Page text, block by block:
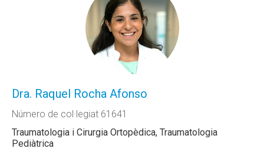
Dra. Raquel Rocha Afonso
Número de col·legiat 61641
Traumatologia i Cirurgia Ortopèdica, Traumatologia
Pediàtrica